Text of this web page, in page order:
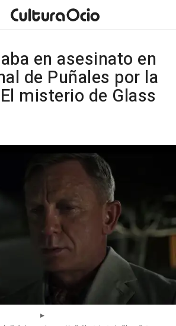
en asesinato en
de Puñales por la
misterio de Glass